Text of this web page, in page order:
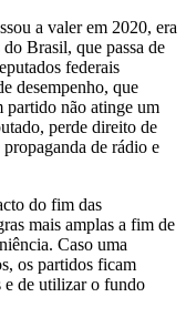
a valer em 2020, era
Brasil, que passa de
federais
desempenho, que
partido não atinge um
perde direito de
de rádio e
do fim das
mais amplas a fim de
Caso uma
os partidos ficam
e de utilizar o fundo